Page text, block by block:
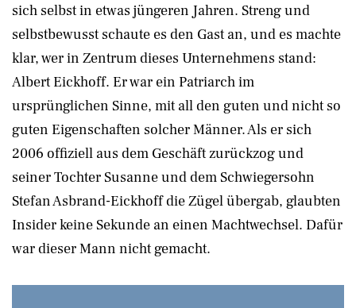
sich selbst in etwas jüngeren Jahren. Streng und
selbstbewusst schaute es den Gast an, und es machte
klar, wer in Zentrum dieses Unternehmens stand:
Albert Eickhoff. Er war ein Patriarch im
ursprünglichen Sinne, mit all den guten und nicht so
guten Eigenschaften solcher Männer. Als er sich
2006 offiziell aus dem Geschäft zurückzog und
seiner Tochter Susanne und dem Schwiegersohn
Stefan Asbrand-Eickhoff die Zügel übergab, glaubten
Insider keine Sekunde an einen Machtwechsel. Dafür
war dieser Mann nicht gemacht.